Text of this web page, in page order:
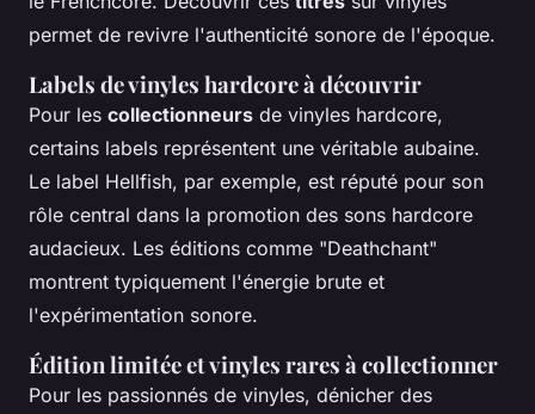
permet de revivre l'authenticité sonore de l'époque.
Labels de vinyles hardcore à découvrir
Pour les collectionneurs de vinyles hardcore,
certains labels représentent une véritable aubaine.
Le label Hellfish, par exemple, est réputé pour son
rôle central dans la promotion des sons hardcore
audacieux. Les éditions comme "Deathchant"
montrent typiquement l'énergie brute et
l'expérimentation sonore.
Édition limitée et vinyles rares à collectionner
Pour les passionnés de vinyles, dénicher des